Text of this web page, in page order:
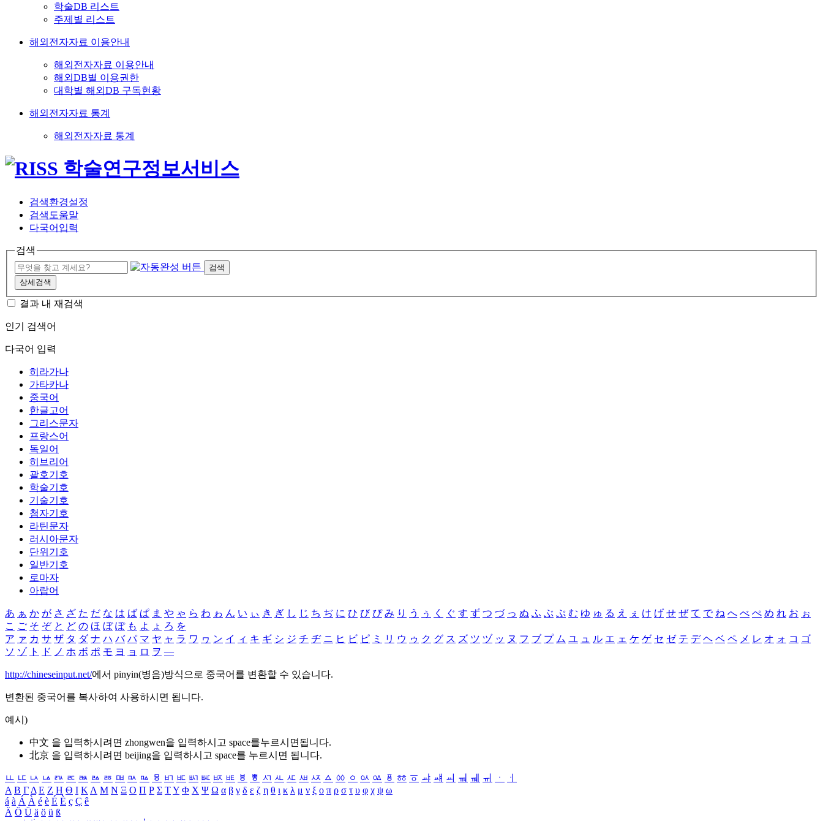
학술DB 리스트
주제별 리스트
해외전자자료 이용안내
해외전자자료 이용안내
해외DB별 이용권한
대학별 해외DB 구독현황
해외전자자료 통계
해외전자자료 통계
검색환경설정
검색도움말
다국어입력
검색
검색
상세검색
결과 내 재검색
인기 검색어
다국어 입력
히라가나
가타카나
중국어
한글고어
그리스문자
프랑스어
독일어
히브리어
괄호기호
학술기호
기술기호
첨자기호
라틴문자
러시아문자
단위기호
일반기호
로마자
아랍어
あ ぁ か が さ ざ た だ な は ば ぱ ま や ゃ ら わ ゎ ん い ぃ き ぎ し じ ち ぢ に ひ び ぴ み り う ぅ く ぐ す ず つ づ っ ぬ ふ ぶ ぷ む ゆ ゅ る え ぇ け げ せ ぜ て で ね へ べ ぺ め れ お ぉ
こ ご そ ぞ と ど の ほ ぼ ぽ も よ ょ ろ を
ア ァ カ サ ザ タ ダ ナ ハ バ パ マ ヤ ャ ラ ワ ヮ ン イ ィ キ ギ シ ジ チ ヂ ニ ヒ ビ ピ ミ リ ウ ゥ ク グ ス ズ ツ ヅ ッ ヌ フ ブ プ ム ユ ュ ル エ ェ ケ ゲ セ ゼ テ デ ヘ ベ ペ メ レ オ ォ コ ゴ
ソ ゾ ト ド ノ ホ ボ ポ モ ヨ ョ ロ ヲ ―
http://chineseinput.net/에서 pinyin(병음)방식으로 중국어를 변환할 수 있습니다.
변환된 중국어를 복사하여 사용하시면 됩니다.
예시)
中文 을 입력하시려면 zhongwen을 입력하시고 space를누르시면됩니다.
北京 을 입력하시려면 beijing을 입력하시고 space를 누르시면 됩니다.
ㅥ ㅦ ㅧ ㅨ ㅩ ㅪ ㅫ ㅬ ㅭ ㅮ ㅯ ㅰ ㅱ ㅲ ㅳ ㅴ ㅵ ㅶ ㅷ ㅸ ㅹ ㅺ ㅻ ㅼ ㅽ ㅾ ㅿ ㆀ ㆁ ㆂ ㆃ ㆄ ㆅ ㆆ ㆇ ㆈ ㆉ ㆊ ㆋ ㆌ ㆍ
ㆎ
Α Β ΓΔ Ε Ζ Η Θ Ι ΚΛ Μ Ν Ξ Ο Π Ρ Σ ΤΥ Φ Χ Ψ Ω α β γ δ ε ζ η θ ι κ λ μ ν ξ ο π ρ σ τ υ φ χ ψ ω
á à Á À é è É È ç Ç ê
Ä Ö Ü ä ö ü ß